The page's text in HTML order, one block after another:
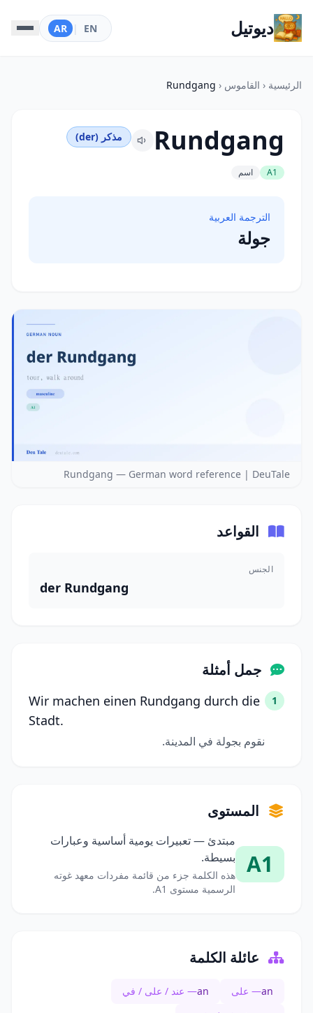
ديوتيل EN
|
AR
الرئيسية ‹ القاموس ‹
Rundgang
Rundgang مذكر (der)
A1 اسم
الترجمة العربية
جولة
Rundgang — German word reference | DeuTale
القواعد
الجنس
der Rundgang
جمل أمثلة
1
Wir machen einen Rundgang durch die
Stadt.
نقوم بجولة في المدينة.
المستوى
A1
مبتدئ — تعبيرات يومية أساسية وعبارات
بسيطة.
هذه الكلمة جزء من قائمة مفردات معهد غوته
الرسمية مستوى A1.
عائلة الكلمة
an— على an— عند / على / في